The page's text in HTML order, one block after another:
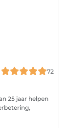
72
25 jaar helpen